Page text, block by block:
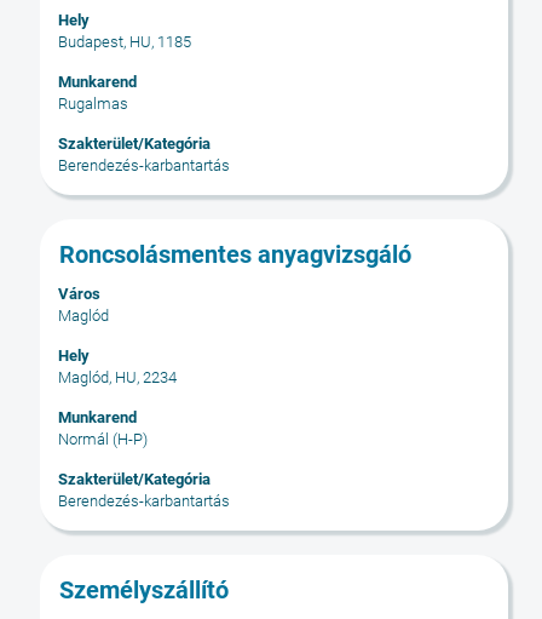
Hely
Budapest, HU, 1185
Munkarend
Rugalmas
Szakterület/Kategória
Berendezés-karbantartás
az
állásinformáció
tartalmának
megtekintéséhez.
Cím
Roncsolásmentes anyagvizsgáló
Város
Maglód
Hely
Maglód, HU, 2234
Munkarend
Normál (H-P)
Szakterület/Kategória
Berendezés-karbantartás
Jelölje
a
szóköz
billentyűvel
az
állásinformáció
teljes
megtekintéséhez.
Cím
Személyszállító
Jelölje